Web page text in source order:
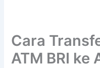
Cara
ATM BRI ke